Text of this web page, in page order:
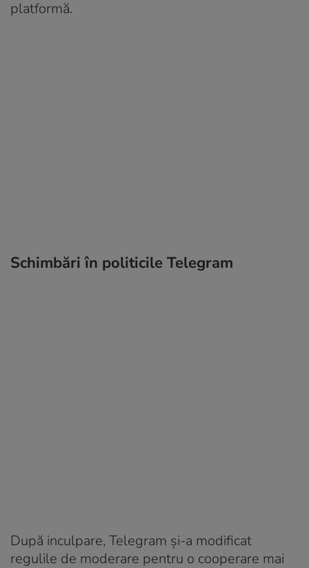
platformă.
Schimbări în politicile Telegram
După inculpare, Telegram și-a modificat
regulile de moderare pentru o cooperare mai